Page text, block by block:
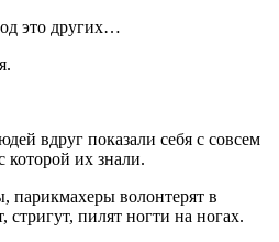
это других…
вдруг показали себя с совсем
которой их знали.
парикмахеры волонтерят в
пилят ногти на ногах.